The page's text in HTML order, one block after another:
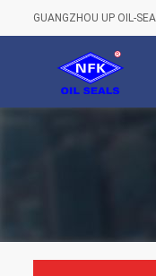
GUANGZHOU UP OIL-